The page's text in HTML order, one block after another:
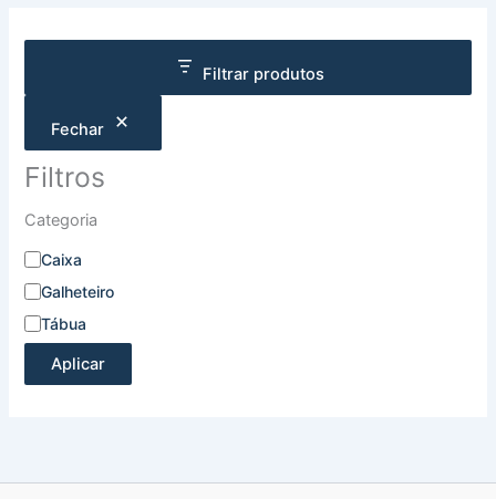
Filtrar produtos
Fechar
Filtros
Categoria
Caixa
Galheteiro
Tábua
Aplicar